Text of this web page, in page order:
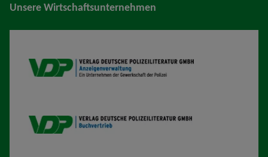
Unsere Wirtschaftsunternehmen
VDP AV
VDP B